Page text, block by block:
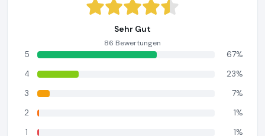
Sehr Gut
86 Bewertungen
5
67%
4
23%
3
7%
2
1%
1
1%